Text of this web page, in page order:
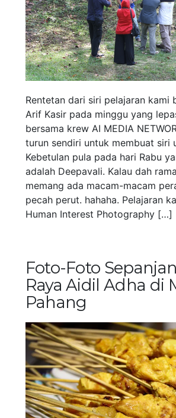
Rentetan dari siri pelajaran kami
Arif Kasir pada minggu yang
bersama krew AI MEDIA
turun sendiri untuk membuat siri
Kebetulan pula pada hari Rabu
adalah Deepavali. Kalau dah
memang ada macam-macam
pecah perut. hahaha. Pelajaran
Human Interest Photography […]
Foto-Foto
Raya Aidil Adha di
Pahang